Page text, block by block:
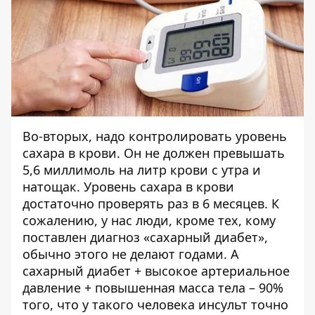
Во-вторых, надо контролировать уровень
сахара в крови. Он не должен превышать
5,6 миллимоль на литр крови с утра и
натощак. Уровень сахара в крови
достаточно проверять раз в 6 месяцев. К
сожалению, у нас люди, кроме тех, кому
поставлен диагноз «сахарный диабет»,
обычно этого не делают годами. А
сахарный диабет + высокое артериальное
давление + повышенная масса тела – 90%
того, что у такого человека инсульт точно